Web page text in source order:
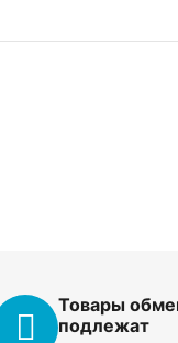
Товары
подлежат